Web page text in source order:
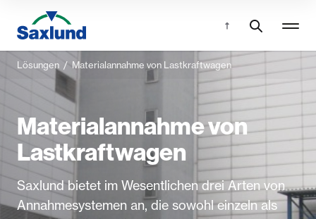
Lösungen / Materialannahme von Lastkraftwagen
Materialannahme von
Lastkraftwagen
Saxlund bietet im Wesentlichen drei Arten von
Annahmesystemen an, die sowohl einzeln als